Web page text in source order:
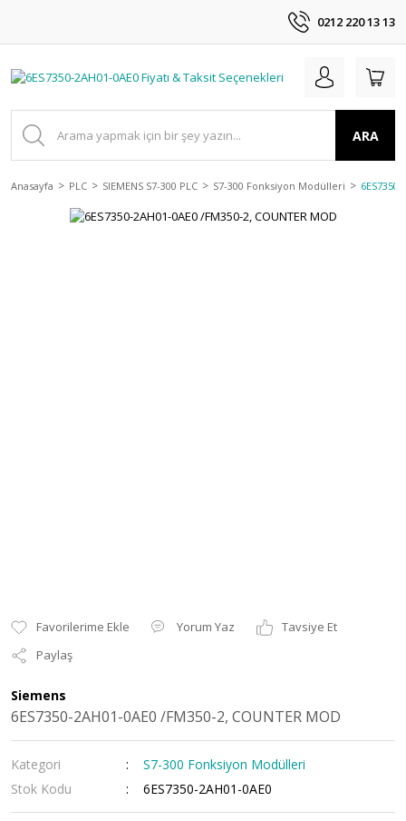
0212 220 13 13
ARA
Anasayfa PLC SIEMENS S7-300 PLC S7-300 Fonksiyon Modülleri
Yorum Yaz
Tavsiye Et
Paylaş
Siemens
6ES7350-2AH01-0AE0 /FM350-2, COUNTER MOD
Kategori
S7-300 Fonksiyon Modülleri
Stok Kodu
6ES7350-2AH01-0AE0